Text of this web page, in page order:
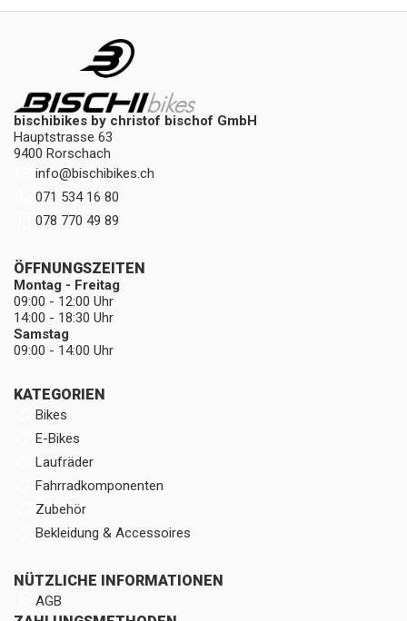
bischibikes by christof bischof GmbH
Hauptstrasse 63
9400 Rorschach
info@bischibikes.ch
071 534 16 80
078 770 49 89
KATEGORIEN
Bikes
E-Bikes
Laufräder
Fahrradkomponenten
Zubehör
Bekleidung & Accessoires
NÜTZLICHE INFORMATIONEN
AGB
ÖFFNUNGSZEITEN
Montag - Freitag
09:00 - 12:00 Uhr
14:00 - 18:30 Uhr
Samstag
09:00 - 14:00 Uhr